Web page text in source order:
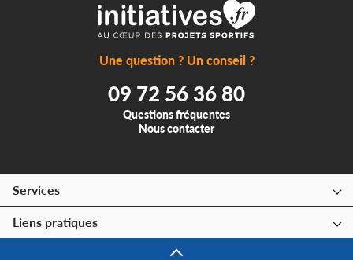
Une question ? Un conseil ?
09 72 56 36 80
Questions fréquentes
Nous contacter
Services
Liens pratiques